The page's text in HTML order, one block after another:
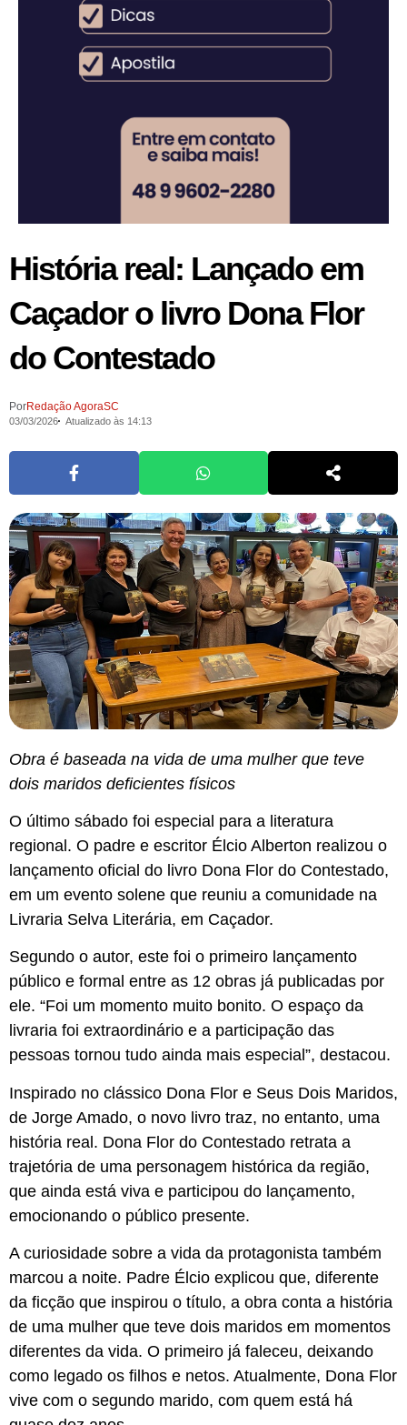
História real: Lançado em
Caçador o livro Dona Flor
do Contestado
PorRedação AgoraSC
03/03/2026 Atualizado às 14:13
Obra é baseada na vida de uma mulher que teve
dois maridos deficientes físicos
O último sábado foi especial para a literatura
regional. O padre e escritor Élcio Alberton realizou o
lançamento oficial do livro Dona Flor do Contestado,
em um evento solene que reuniu a comunidade na
Livraria Selva Literária, em Caçador.
Segundo o autor, este foi o primeiro lançamento
público e formal entre as 12 obras já publicadas por
ele. “Foi um momento muito bonito. O espaço da
livraria foi extraordinário e a participação das
pessoas tornou tudo ainda mais especial”, destacou.
Inspirado no clássico Dona Flor e Seus Dois Maridos,
de Jorge Amado, o novo livro traz, no entanto, uma
história real. Dona Flor do Contestado retrata a
trajetória de uma personagem histórica da região,
que ainda está viva e participou do lançamento,
emocionando o público presente.
A curiosidade sobre a vida da protagonista também
marcou a noite. Padre Élcio explicou que, diferente
da ficção que inspirou o título, a obra conta a história
de uma mulher que teve dois maridos em momentos
diferentes da vida. O primeiro já faleceu, deixando
como legado os filhos e netos. Atualmente, Dona Flor
vive com o segundo marido, com quem está há